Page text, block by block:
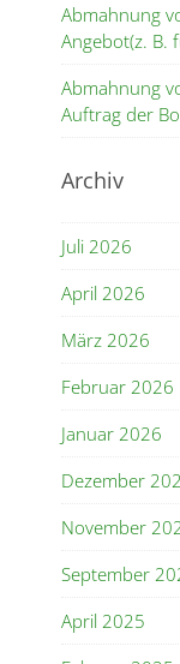
Abmahnung
Angebot(z. B.
Abmahnung
Auftrag der
Archiv
Juli 2026
April 2026
März 2026
Februar 2026
Januar 2026
Dezember
November
September
April 2025